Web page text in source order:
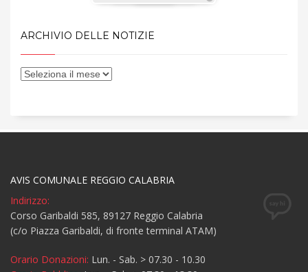
ARCHIVIO DELLE NOTIZIE
AVIS COMUNALE REGGIO CALABRIA
Indirizzo:
Corso Garibaldi 585, 89127 Reggio Calabria
(c/o Piazza Garibaldi, di fronte terminal ATAM)
Orario Donazioni: Lun. - Sab. > 07.30 - 10.30